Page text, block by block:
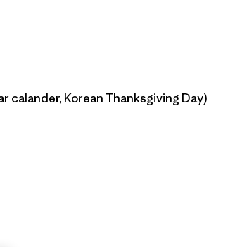
calander, Korean Thanksgiving Day)